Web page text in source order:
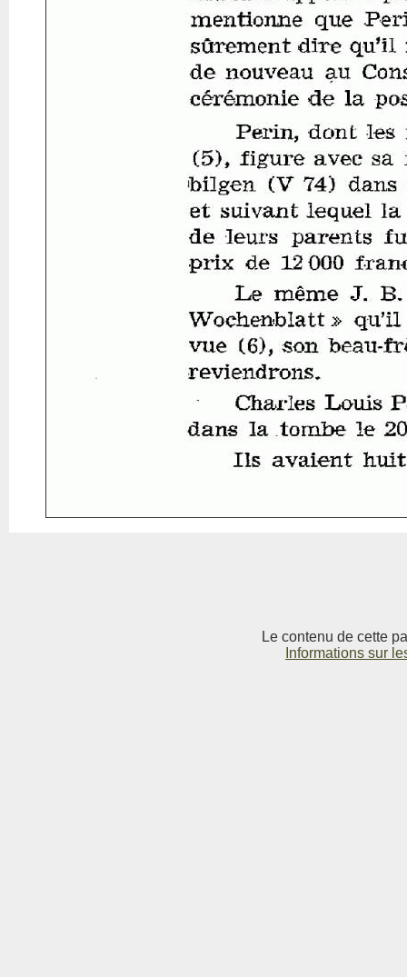
Le contenu de cette
Informations sur